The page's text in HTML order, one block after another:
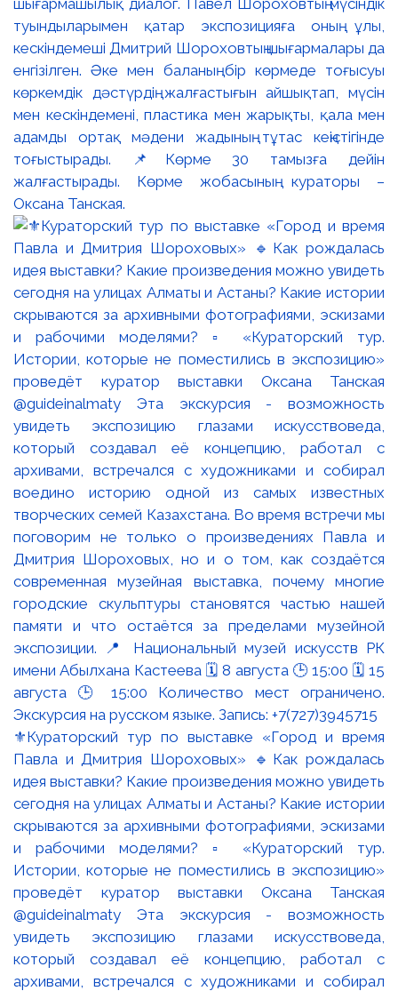
шығармашылық диалог. Павел Шороховтың мүсіндік
туындыларымен қатар экспозицияға оның ұлы,
кескіндемеші Дмитрий Шороховтың шығармалары да
енгізілген. Әке мен баланың бір көрмеде тоғысуы
көркемдік дәстүрдің жалғастығын айшықтап, мүсін
мен кескіндемені, пластика мен жарықты, қала мен
адамды ортақ мәдени жадының тұтас кеңістігінде
тоғыстырады. 📌Көрме 30 тамызға дейін
жалғастырады. Көрме жобасының кураторы –
Оксана Танская.
⚜️Кураторский тур по выставке «Город и время
Павла и Дмитрия Шороховых» 🔹Как рождалась
идея выставки? Какие произведения можно увидеть
сегодня на улицах Алматы и Астаны? Какие истории
скрываются за архивными фотографиями, эскизами
и рабочими моделями? ▫️ «Кураторский тур.
Истории, которые не поместились в экспозицию»
проведёт куратор выставки Оксана Танская
@guideinalmaty Эта экскурсия - возможность
увидеть экспозицию глазами искусствоведа,
который создавал её концепцию, работал с
архивами, встречался с художниками и собирал